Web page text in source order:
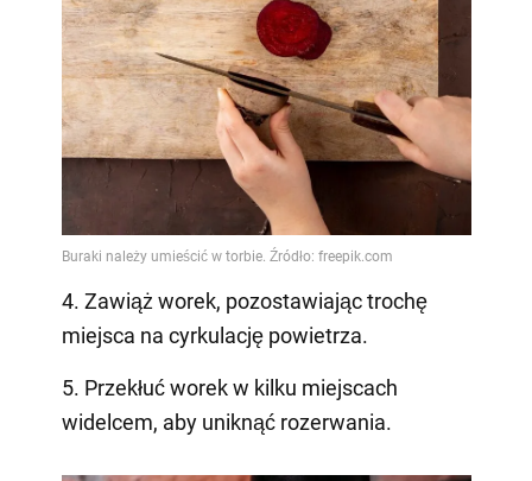
4. Zawiąż worek, pozostawiając trochę
miejsca na cyrkulację powietrza.
5. Przekłuć worek w kilku miejscach
widelcem, aby uniknąć rozerwania.